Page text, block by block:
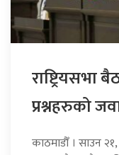
राष्ट्रियसभा
प्रश्नहरुको
काठमाडौँ । साउन